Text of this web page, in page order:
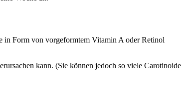
in Form von vorgeformtem Vitamin A oder Retinol
kann. (Sie können jedoch so viele Carotinoide